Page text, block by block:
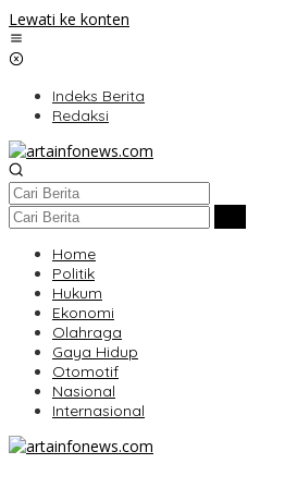
Lewati ke konten
Indeks Berita
Redaksi
Home
Politik
Hukum
Ekonomi
Olahraga
Gaya Hidup
Otomotif
Nasional
Internasional